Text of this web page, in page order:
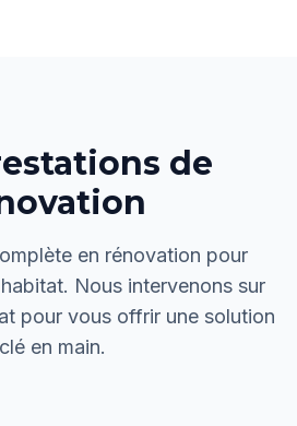
de
en rénovation pour
Nous intervenons sur
pour vous offrir une solution
clé en main.